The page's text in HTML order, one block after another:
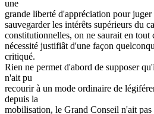
une
grande liberté d'appréciation pour
sauvegarder les intérêts supérieurs du
constitutionnelles, on ne saurait en tout
nécessité justifiât d'une façon
critiqué.
Rien ne permet d'abord de supposer
n'ait pu
recourir à un mode ordinaire de
depuis la
mobilisation, le Grand Conseil n'ait pas